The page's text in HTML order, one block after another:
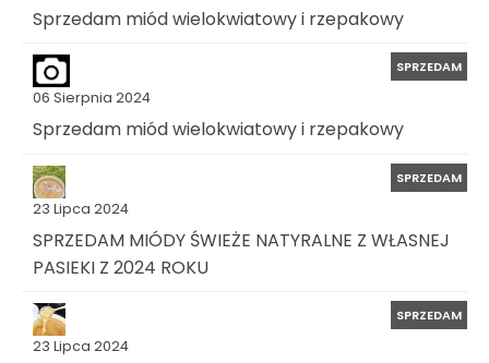
Sprzedam miód wielokwiatowy i rzepakowy
06 Sierpnia 2024
SPRZEDAM
Sprzedam miód wielokwiatowy i rzepakowy
23 Lipca 2024
SPRZEDAM
SPRZEDAM MIÓDY ŚWIEŻE NATYRALNE Z WŁASNEJ
PASIEKI Z 2024 ROKU
23 Lipca 2024
SPRZEDAM